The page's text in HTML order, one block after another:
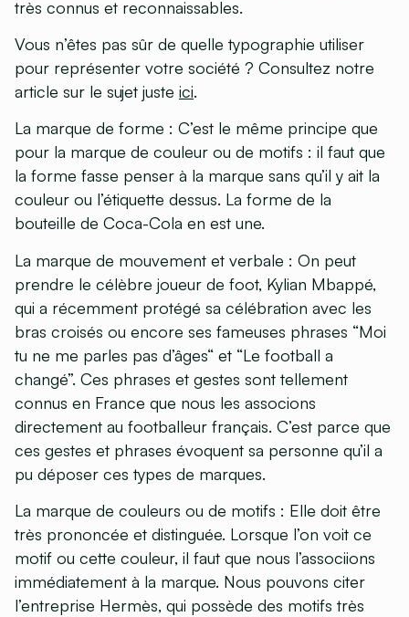
très connus et reconnaissables.
Vous n’êtes pas sûr de quelle typographie utiliser
pour représenter votre société ? Consultez notre
article sur le sujet juste ici.
La marque de forme : C’est le même principe que
pour la marque de couleur ou de motifs : il faut que
la forme fasse penser à la marque sans qu’il y ait la
couleur ou l’étiquette dessus. La forme de la
bouteille de Coca-Cola en est une.
La marque de mouvement et verbale : On peut
prendre le célèbre joueur de foot, Kylian Mbappé,
qui a récemment protégé sa célébration avec les
bras croisés ou encore ses fameuses phrases “Moi
tu ne me parles pas d’âges“ et “Le football a
changé”. Ces phrases et gestes sont tellement
connus en France que nous les associons
directement au footballeur français. C’est parce que
ces gestes et phrases évoquent sa personne qu’il a
pu déposer ces types de marques.
La marque de couleurs ou de motifs : Elle doit être
très prononcée et distinguée. Lorsque l’on voit ce
motif ou cette couleur, il faut que nous l’associions
immédiatement à la marque. Nous pouvons citer
l’entreprise Hermès, qui possède des motifs très